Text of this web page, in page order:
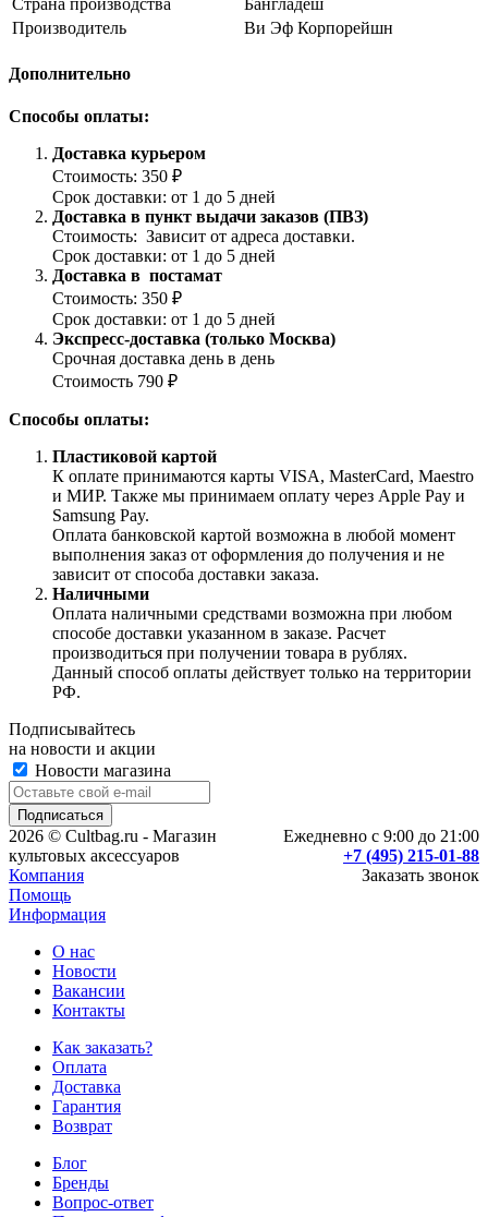
Производитель
Ви Эф Корпорейшн
Дополнительно
Способы оплаты:
Доставка курьером
Стоимость: 350 ₽
Срок доставки: от 1 до 5 дней
Доставка в пункт выдачи заказов (ПВЗ)
Стоимость: Зависит от адреса доставки.
Срок доставки: от 1 до 5 дней
Доставка в постамат
Стоимость: 350 ₽
Срок доставки: от 1 до 5 дней
Экспресс-доставка (только Москва)
Срочная доставка день в день
Стоимость 790 ₽
Способы оплаты:
Пластиковой картой
К оплате принимаются карты VISA, MasterCard, Maestro
и МИР. Также мы принимаем оплату через Apple Pay и
Samsung Pay.
Оплата банковской картой возможна в любой момент
выполнения заказ от оформления до получения и не
зависит от способа доставки заказа.
Наличными
Оплата наличными средствами возможна при любом
способе доставки указанном в заказе. Расчет
производиться при получении товара в рублях.
Данный способ оплаты действует только на территории
РФ.
Подписывайтесь
на новости и акции
Новости магазина
Ежедневно с 9:00 до 21:00
+7 (495) 215-01-88
Заказать звонок
2026 © Cultbag.ru - Магазин
культовых аксессуаров
Компания
Помощь
Информация
О нас
Новости
Вакансии
Контакты
Как заказать?
Оплата
Доставка
Гарантия
Возврат
Блог
Бренды
Вопрос-ответ